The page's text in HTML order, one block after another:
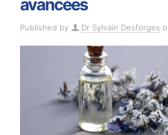
avancées
Published by Dr Sylvain Desforges